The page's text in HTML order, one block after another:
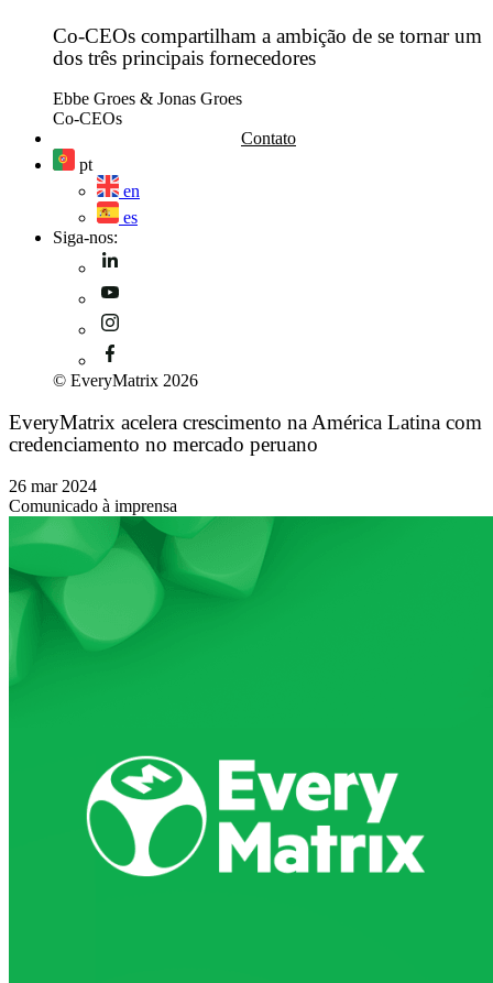
Co-CEOs compartilham a ambição de se tornar um
dos três principais fornecedores
Ebbe Groes & Jonas Groes
Co-CEOs
Contato
pt
en
es
Siga-nos:
© EveryMatrix 2026
EveryMatrix acelera crescimento na América Latina com
credenciamento no mercado peruano
26 mar 2024
Comunicado à imprensa